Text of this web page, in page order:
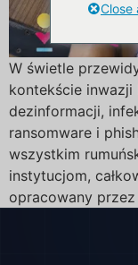
W świetle
kontekście inwazji
dezinformacji,
ransomware i
wszystkim
instytucjom,
opracowany
Close